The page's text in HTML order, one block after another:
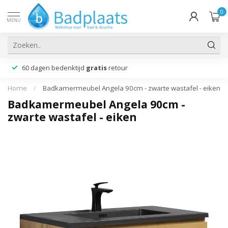
MENU
0
60 dagen bedenktijd gratis retour
Home / Badkamermeubel Angela 90cm - zwarte wastafel - eiken
Badkamermeubel Angela 90cm -
zwarte wastafel - eiken